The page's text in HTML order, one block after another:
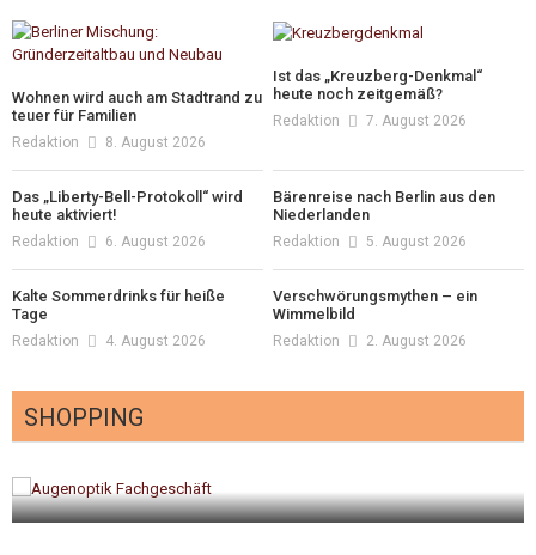
Wohnen wird auch am Stadtrand zu
teuer für Familien
Redaktion 8. August 2026
Ist das „Kreuzberg-Denkmal“
heute noch zeitgemäß?
Redaktion 7. August 2026
Das „Liberty-Bell-Protokoll“ wird
heute aktiviert!
Redaktion 6. August 2026
Bärenreise nach Berlin aus den
Niederlanden
Redaktion 5. August 2026
Kalte Sommerdrinks für heiße
Tage
Redaktion 4. August 2026
Verschwörungsmythen – ein
Wimmelbild
Redaktion 2. August 2026
SHOPPING